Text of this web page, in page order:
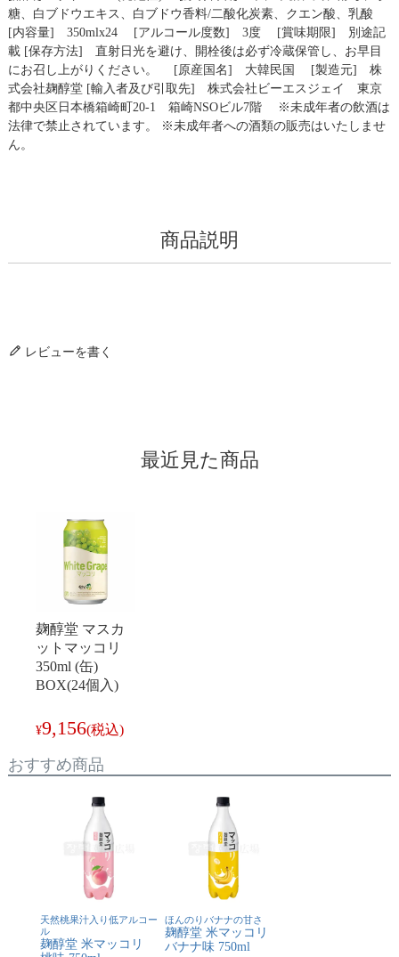
糖、白ブドウエキス、白ブドウ香料/二酸化炭素、クエン酸、乳酸
[内容量] 350mlx24 [アルコール度数] 3度 [賞味期限] 別途記
載 [保存方法] 直射日光を避け、開栓後は必ず冷蔵保管し、お早目
にお召し上がりください。 [原産国名] 大韓民国 [製造元] 株
式会社麹醇堂 [輸入者及び引取先] 株式会社ビーエスジェイ 東京
都中央区日本橋箱崎町20-1 箱崎NSOビル7階 ※未成年者の飲酒は
法律で禁止されています。 ※未成年者への酒類の販売はいたしませ
ん。
商品説明
レビューを書く
最近見た商品
麹醇堂 マスカ
ットマッコリ
350ml (缶)
BOX(24個入)
¥9,156(税込)
おすすめ商品
天然桃果汁入り低アルコー
ル
麹醇堂 米マッコリ
ほんのりバナナの甘さ
麹醇堂 米マッコリ
バナナ味 750ml